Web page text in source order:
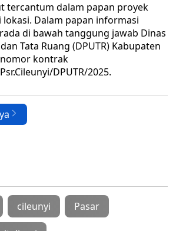
tercantum dalam papan proyek
Dalam papan informasi
di bawah tanggung jawab Dinas
Tata Ruang (DPUTR) Kabupaten
kontrak
DPUTR/2025.
cileunyi Pasar